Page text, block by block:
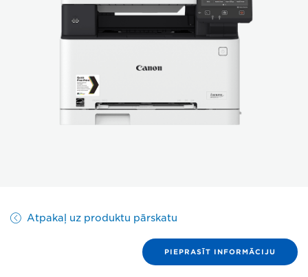
Atpakaļ uz produktu pārskatu
PIEPRASĪT INFORMĀCIJU